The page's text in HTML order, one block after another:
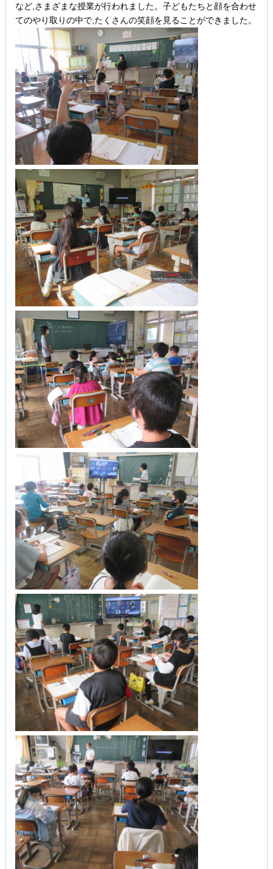
など,さまざまな授業が行われました。子どもたちと顔を合わせ
てのやり取りの中で,たくさんの笑顔を見ることができました。